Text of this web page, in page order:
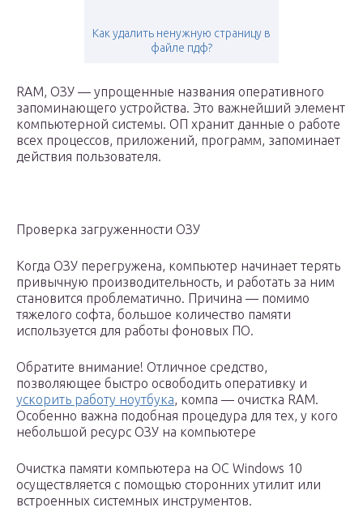
Как удалить ненужную страницу в
файле пдф?
RAM, ОЗУ — упрощенные названия оперативного
запоминающего устройства. Это важнейший элемент
компьютерной системы. ОП хранит данные о работе
всех процессов, приложений, программ, запоминает
действия пользователя.
Проверка загруженности ОЗУ
Когда ОЗУ перегружена, компьютер начинает терять
привычную производительность, и работать за ним
становится проблематично. Причина — помимо
тяжелого софта, большое количество памяти
используется для работы фоновых ПО.
Обратите внимание! Отличное средство,
позволяющее быстро освободить оперативку и
ускорить работу ноутбука, компа — очистка RAM.
Особенно важна подобная процедура для тех, у кого
небольшой ресурс ОЗУ на компьютере
Очистка памяти компьютера на ОС Windows 10
осуществляется с помощью сторонних утилит или
встроенных системных инструментов.